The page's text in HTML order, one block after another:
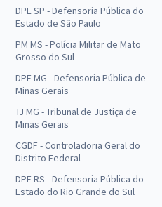
DPE SP - Defensoria Pública do
Estado de São Paulo
PM MS - Polícia Militar de Mato
Grosso do Sul
DPE MG - Defensoria Pública de
Minas Gerais
TJ MG - Tribunal de Justiça de
Minas Gerais
CGDF - Controladoria Geral do
Distrito Federal
DPE RS - Defensoria Pública do
Estado do Rio Grande do Sul